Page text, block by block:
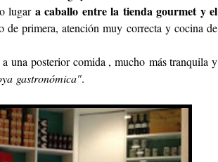
lugar a caballo entre la tienda gourmet y el
de primera, atención muy correcta y cocina de
una posterior comida , mucho más tranquila y
gastronómica".